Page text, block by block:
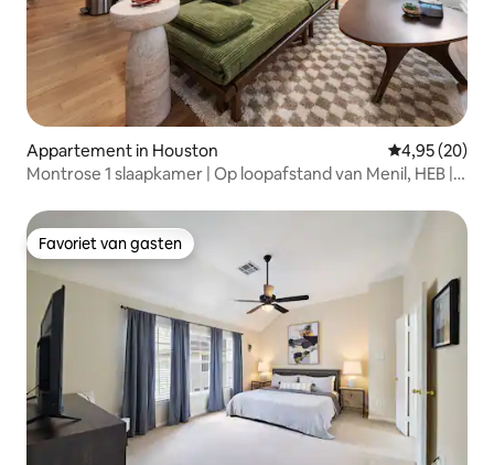
Appartement in Houston Gemiddelde
4,95 (20)
Montrose 1 slaapkamer | Op loopafstand van Menil, HEB |
Favoriet van gasten
Favoriet van gasten